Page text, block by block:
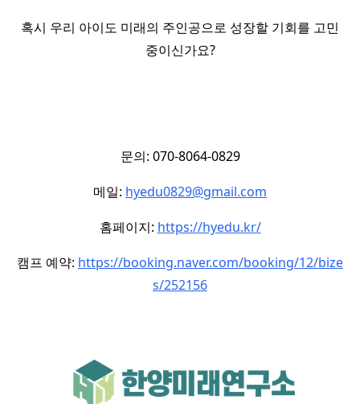
혹시 우리 아이도 미래의 주인공으로 성장할 기회를 고민
중이신가요?
문의: 070-8064-0829
메일: hyedu0829@gmail.com
홈페이지: https://hyedu.kr/
캠프 예약: https://booking.naver.com/booking/12/bize
s/252156